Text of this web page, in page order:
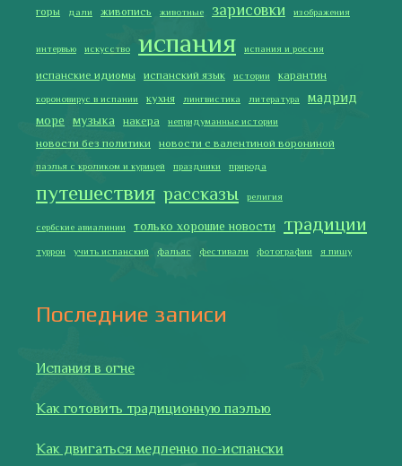
горы дали живопись животные зарисовки изображения
интервью искусство испания испания и россия
испанские идиомы испанский язык истории карантин
короновирус в испании кухня лингвистика литература мадрид
море музыка накера непридуманные истории
новости без политики новости с валентиной ворониной
паэлья с кроликом и курицей праздники природа
путешествия рассказы религия
сербские авиалинии только хорошие новости традиции
туррон учить испанский фальяс фестивали фотографии я пишу
Последние записи
Испания в огне
Как готовить традиционную паэлью
Как двигаться медленно по-испански